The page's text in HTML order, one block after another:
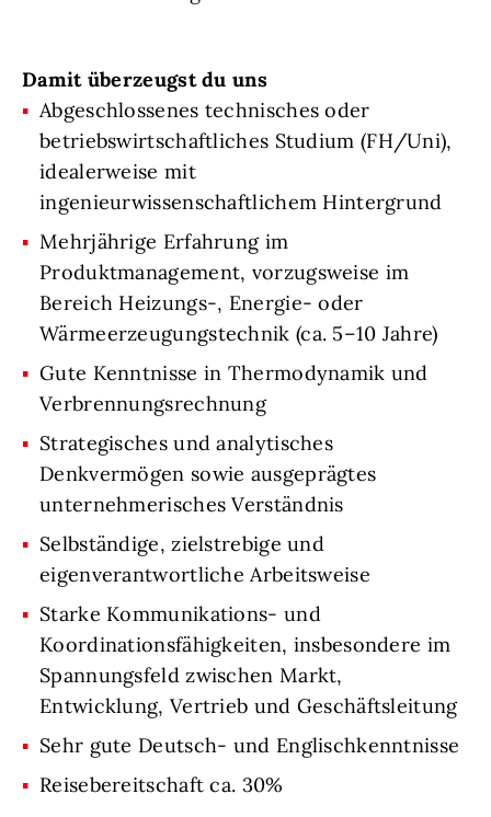
Damit überzeugst du uns
Abgeschlossenes technisches oder
betriebswirtschaftliches Studium (FH/Uni),
idealerweise mit
ingenieurwissenschaftlichem Hintergrund
Mehrjährige Erfahrung im
Produktmanagement, vorzugsweise im
Bereich Heizungs-, Energie- oder
Wärmeerzeugungstechnik (ca. 5–10 Jahre)
Gute Kenntnisse in Thermodynamik und
Verbrennungsrechnung
Strategisches und analytisches
Denkvermögen sowie ausgeprägtes
unternehmerisches Verständnis
Selbständige, zielstrebige und
eigenverantwortliche Arbeitsweise
Starke Kommunikations- und
Koordinationsfähigkeiten, insbesondere im
Spannungsfeld zwischen Markt,
Entwicklung, Vertrieb und Geschäftsleitung
Sehr gute Deutsch- und Englischkenntnisse
Reisebereitschaft ca. 30%